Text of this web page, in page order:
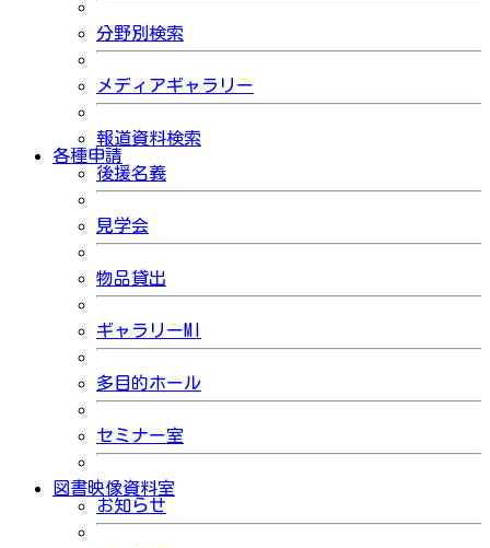
分野別検索
メディアギャラリー
報道資料検索
各種申請
後援名義
見学会
物品貸出
ギャラリーMI
多目的ホール
セミナー室
図書映像資料室
お知らせ